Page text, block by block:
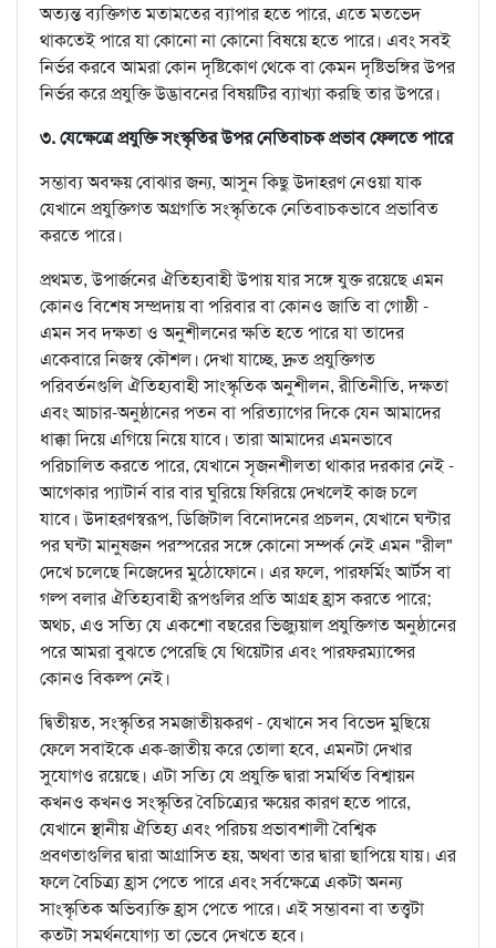
অত্যন্ত ব্যক্তিগত মতামতের ব্যাপার হতে পারে, এতে মতভেদ
থাকতেই পারে যা কোনো না কোনো বিষয়ে হতে পারে। এবং সবই
নির্ভর করবে আমরা কোন দৃষ্টিকোণ থেকে বা কেমন দৃষ্টিভঙ্গির উপর
নির্ভর করে প্রযুক্তি উদ্ভাবনের বিষয়টির ব্যাখ্যা করছি তার উপরে।
৩. যেক্ষেত্রে প্রযুক্তি সংস্কৃতির উপর নেতিবাচক প্রভাব ফেলতে পারে
সম্ভাব্য অবক্ষয় বোঝার জন্য, আসুন কিছু উদাহরণ নেওয়া যাক
যেখানে প্রযুক্তিগত অগ্রগতি সংস্কৃতিকে নেতিবাচকভাবে প্রভাবিত
করতে পারে।
প্রথমত, উপার্জনের ঐতিহ্যবাহী উপায় যার সঙ্গে যুক্ত রয়েছে এমন
কোনও বিশেষ সম্প্রদায় বা পরিবার বা কোনও জাতি বা গোষ্ঠী -
এমন সব দক্ষতা ও অনুশীলনের ক্ষতি হতে পারে যা তাদের
একেবারে নিজস্ব কৌশল। দেখা যাচ্ছে, দ্রুত প্রযুক্তিগত
পরিবর্তনগুলি ঐতিহ্যবাহী সাংস্কৃতিক অনুশীলন, রীতিনীতি, দক্ষতা
এবং আচার-অনুষ্ঠানের পতন বা পরিত্যাগের দিকে যেন আমাদের
ধাক্কা দিয়ে এগিয়ে নিয়ে যাবে। তারা আমাদের এমনভাবে
পরিচালিত করতে পারে, যেখানে সৃজনশীলতা থাকার দরকার নেই -
আগেকার প্যাটার্ন বার বার ঘুরিয়ে ফিরিয়ে দেখলেই কাজ চলে
যাবে। উদাহরণস্বরূপ, ডিজিটাল বিনোদনের প্রচলন, যেখানে ঘন্টার
পর ঘন্টা মানুষজন পরস্পরের সঙ্গে কোনো সম্পর্ক নেই এমন "রীল"
দেখে চলেছে নিজেদের মুঠোফোনে। এর ফলে, পারফর্মিং আর্টস বা
গল্প বলার ঐতিহ্যবাহী রূপগুলির প্রতি আগ্রহ হ্রাস করতে পারে;
অথচ, এও সত্যি যে একশো বছরের ভিজ্যুয়াল প্রযুক্তিগত অনুষ্ঠানের
পরে আমরা বুঝতে পেরেছি যে থিয়েটার এবং পারফরম্যান্সের
কোনও বিকল্প নেই।
দ্বিতীয়ত, সংস্কৃতির সমজাতীয়করণ - যেখানে সব বিভেদ মুছিয়ে
ফেলে সবাইকে এক-জাতীয় করে তোলা হবে, এমনটা দেখার
সুযোগও রয়েছে। এটা সত্যি যে প্রযুক্তি দ্বারা সমর্থিত বিশ্বায়ন
কখনও কখনও সংস্কৃতির বৈচিত্র্যের ক্ষয়ের কারণ হতে পারে,
যেখানে স্থানীয় ঐতিহ্য এবং পরিচয় প্রভাবশালী বৈশ্বিক
প্রবণতাগুলির দ্বারা আগ্রাসিত হয়, অথবা তার দ্বারা ছাপিয়ে যায়। এর
ফলে বৈচিত্র্য হ্রাস পেতে পারে এবং সর্বক্ষেত্রে একটা অনন্য
সাংস্কৃতিক অভিব্যক্তি হ্রাস পেতে পারে। এই সম্ভাবনা বা তত্ত্বটা
কতটা সমর্থনযোগ্য তা ভেবে দেখতে হবে।